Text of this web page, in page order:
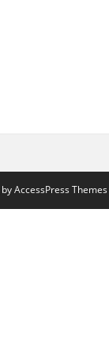
by AccessPress Themes